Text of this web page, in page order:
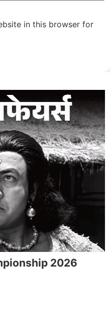
in this browser for
2026